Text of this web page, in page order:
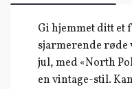
Gi hjemmet ditt et
sjarmerende røde
jul, med «North
en vintage-stil.